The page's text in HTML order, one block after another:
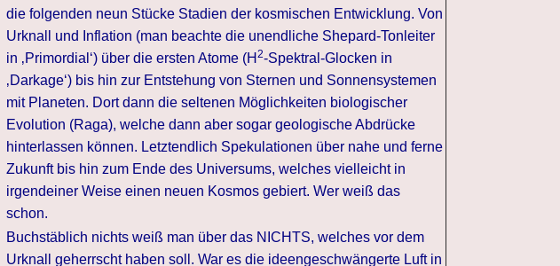
die folgenden neun Stücke Stadien der kosmischen Entwicklung. Von
Urknall und Inflation (man beachte die unendliche Shepard-Tonleiter
in ‚Primordial‘) über die ersten Atome (H 2-Spektral-Glocken in
‚Darkage‘) bis hin zur Entstehung von Sternen und Sonnensystemen
mit Planeten. Dort dann die seltenen Möglichkeiten biologischer
Evolution (Raga), welche dann aber sogar geologische Abdrücke
hinterlassen können. Letztendlich Spekulationen über nahe und ferne
Zukunft bis hin zum Ende des Universums, welches vielleicht in
irgendeiner Weise einen neuen Kosmos gebiert. Wer weiß das
schon.
Buchstäblich nichts weiß man über das NICHTS, welches vor dem
Urknall geherrscht haben soll. War es die ideengeschwängerte Luft in